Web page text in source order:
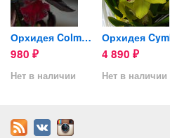
Орхидея Colmanara Massai Red
980 ₽
Нет в наличии
4 890 ₽
Нет в наличии